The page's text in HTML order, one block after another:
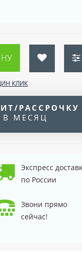
КЛИК
РАССРОЧКУ
В МЕСЯЦ
Экспресс
по России
Звони прямо
сейчас!